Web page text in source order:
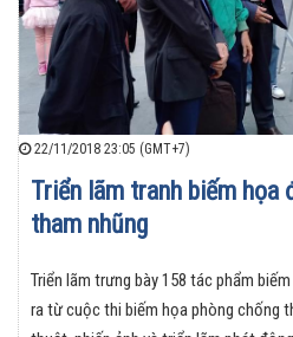
22/11/2018 23:05 (GMT+7)
Triển lãm tranh biếm họa
tham nhũng
Triển lãm trưng bày 158 tác phẩm
ra từ cuộc thi biếm họa phòng chống